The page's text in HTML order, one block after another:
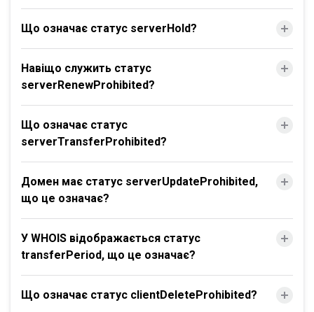
Що означає статус serverHold?
Навіщо служить статус
serverRenewProhibited?
Що означає статус
serverTransferProhibited?
Домен має статус serverUpdateProhibited,
що це означає?
У WHOIS відображається статус
transferPeriod, що це означає?
Що означає статус clientDeleteProhibited?